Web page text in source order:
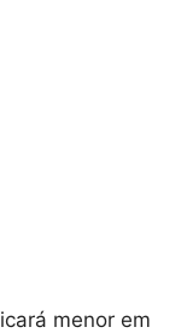
menor em